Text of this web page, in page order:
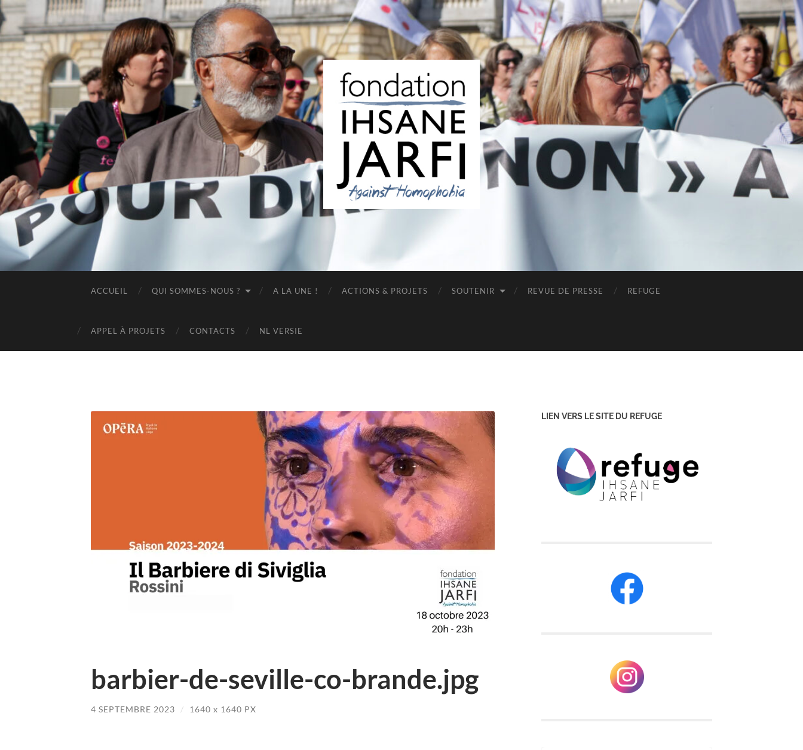
ACCUEIL QUI SOMMES-NOUS ? A LA UNE ! ACTIONS & PROJETS SOUTENIR REVUE DE PRESSE REFUGE
APPEL À PROJETS CONTACTS NL VERSIE
barbier-de-seville-co-brande.jpg
4 SEPTEMBRE 2023 / 1640 x 1640 PX
LIEN VERS LE SITE DU REFUGE